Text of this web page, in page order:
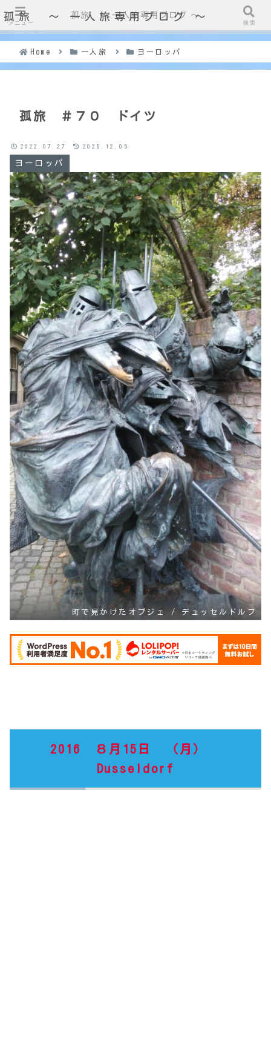
孤旅 〜 一人旅専用ブログ ～
Home 一人旅 ヨーロッパ
孤旅 ＃７０ ドイツ
ヨーロッパ
町で見かけたオブジェ / デュッセルドルフ
2022.07.27 2025.12.05
2016 ８月15日 （月）
Dusseldorf
メニュー
孤旅 〜 一人旅専用ブログ ～
検索